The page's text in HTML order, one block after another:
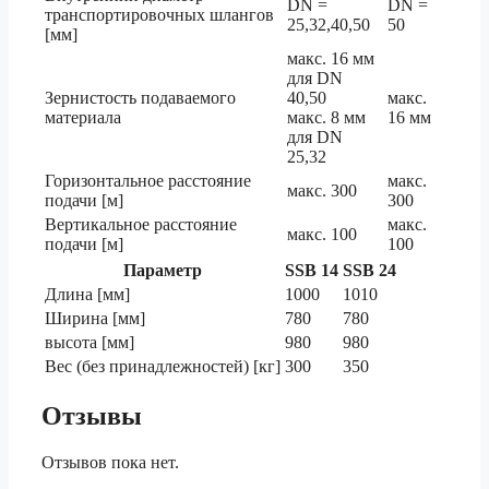
транспортировочных шлангов
[мм]
DN =
25,32,40,50
DN =
50
Зернистость подаваемого
материала
макс. 16 мм
для DN
40,50
макс. 8 мм
для DN
25,32
макс.
16 мм
Горизонтальное расстояние
подачи [м]
макс. 300
макс.
300
Вертикальное расстояние
подачи [м]
макс. 100
макс.
100
Параметр
SSB 14 SSB 24
Длина [мм]
1000
1010
Ширина [мм]
780
780
высота [мм]
980
980
Вес (без принадлежностей) [кг] 300 350
Отзывы
Отзывов пока нет.